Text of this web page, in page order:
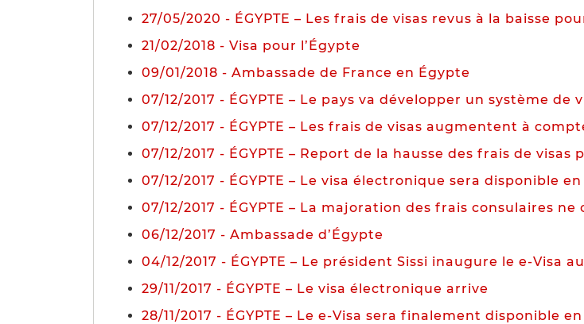
27/05/2020 - ÉGYPTE – Les frais de visas revus à la baisse
21/02/2018 - Visa pour l’Égypte
09/01/2018 - Ambassade de France en Égypte
07/12/2017 - ÉGYPTE – Le pays va développer un système de
07/12/2017 - ÉGYPTE – Les frais de visas augmentent à
07/12/2017 - ÉGYPTE – Report de la hausse des frais de visas
07/12/2017 - ÉGYPTE – Le visa électronique sera disponible en
07/12/2017 - ÉGYPTE – La majoration des frais consulaires
06/12/2017 - Ambassade d’Égypte
04/12/2017 - ÉGYPTE – Le président Sissi inaugure le e-Visa
29/11/2017 - ÉGYPTE – Le visa électronique arrive
28/11/2017 - ÉGYPTE – Le e-Visa sera finalement disponible